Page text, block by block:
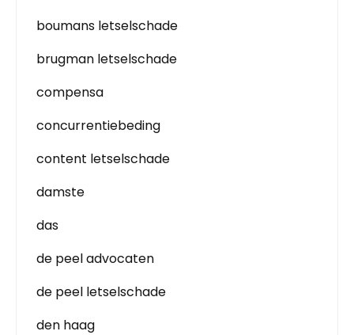
boumans letselschade
brugman letselschade
compensa
concurrentiebeding
content letselschade
damste
das
de peel advocaten
de peel letselschade
den haag